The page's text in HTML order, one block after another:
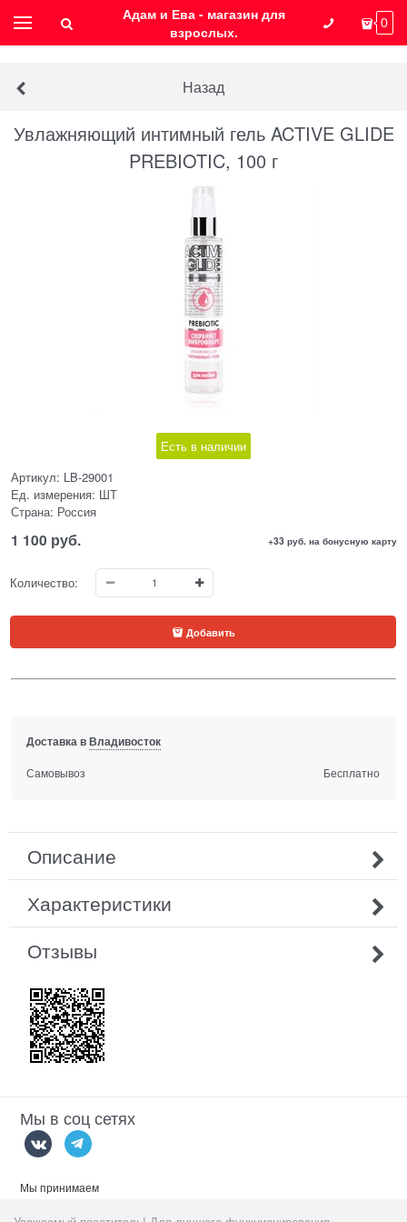
Адам и Ева - магазин для
взрослых.
0
Назад
Увлажняющий интимный гель ACTIVE GLIDE
PREBIOTIC, 100 г
Есть в наличии
Артикул: LB-29001
Ед. измерения: ШТ
Страна: Россия
1 100 руб. +33 руб. на бонусную карту
Количество:
Добавить
Доставка вВладивосток
Самовывоз Бесплатно
Описание
Характеристики
Отзывы
Мы в соц сетях
Мы принимаем